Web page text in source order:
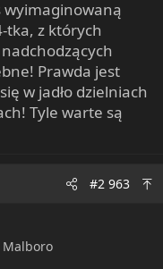
się spodziewać w
recesji, więc
tutaj niezbędne" -
pod szczególną
już stałym
się starali, żeby to
emeryci, którzy są
wyimaginowaną
tka, z których
Prawda jest
w jadło dzielniach
Tyle warte są
#2 963
Malboro